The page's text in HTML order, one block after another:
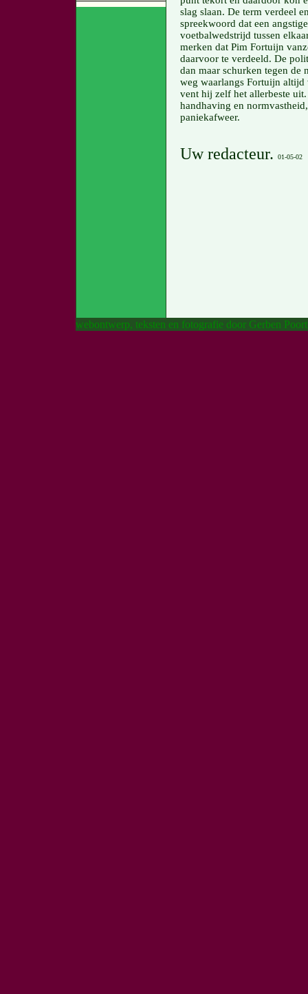
slag slaan. De term verdeel
spreekwoord dat een
voetbalwedstrijd tussen
merken dat Pim Fortuijn
daarvoor te verdeeld. De
dan maar schurken tegen
weg waarlangs Fortuijn altijd
vent hij zelf het allerbeste
handhaving en
paniekafweer.
Uw redacteur. 01-05-02
webontwerp, teksten en fotografie door Gerben